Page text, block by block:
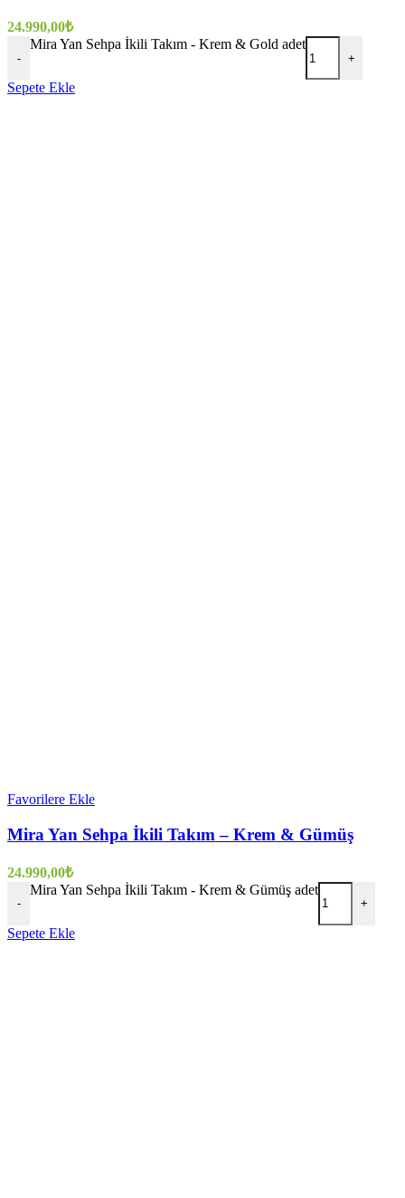
24.990,00₺
-
Mira Yan Sehpa İkili Takım - Krem & Gold adet
+
Sepete Ekle
Favorilere Ekle
Mira Yan Sehpa İkili Takım – Krem & Gümüş
24.990,00₺
-
Mira Yan Sehpa İkili Takım - Krem & Gümüş adet
+
Sepete Ekle